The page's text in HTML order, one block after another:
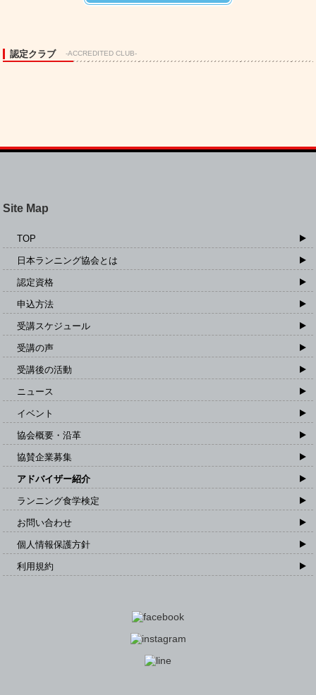
認定クラブ -ACCREDITED CLUB-
Site Map
TOP
日本ランニング協会とは
認定資格
申込方法
受講スケジュール
受講の声
受講後の活動
ニュース
イベント
協会概要・沿革
協賛企業募集
アドバイザー紹介
ランニング食学検定
お問い合わせ
個人情報保護方針
利用規約